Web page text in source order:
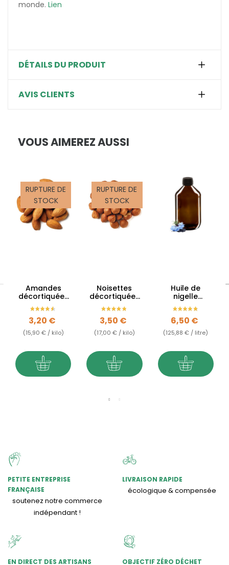
monde. Lien
DÉTAILS DU PRODUIT
AVIS CLIENTS
VOUS AIMEREZ AUSSI
RUPTURE DE
STOCK
Amandes
décortiquées
BIO d'Espagne
en vrac
Prix
3,20 €
(15,90 € / kilo)
RUPTURE DE
STOCK
Noisettes
décortiquées
BIO en vrac
Prix
3,50 €
(17,00 € / kilo)
Huile de
nigelle
d'Ethiopie en
vrac -
Habachia
Prix
6,50 €
(125,88 € / litre)
PETITE ENTREPRISE
FRANÇAISE
soutenez notre commerce
indépendant !
LIVRAISON RAPIDE
écologique & compensée
EN DIRECT DES ARTISANS OBJECTIF ZÉRO DÉCHET